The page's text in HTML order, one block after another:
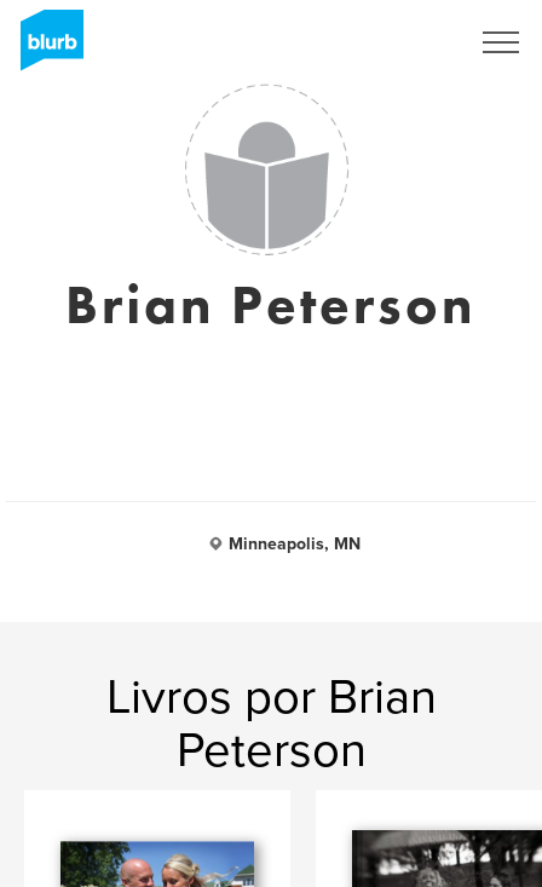
Brian Peterson
Minneapolis, MN
Livros por Brian
Peterson